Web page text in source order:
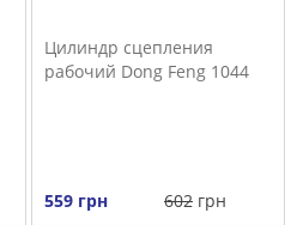
Цилиндр сцепления
рабочий Dong Feng 1044
559 грн 602 грн